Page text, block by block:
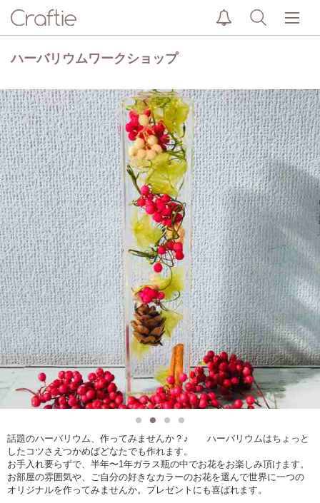
ハーバリウムワークショップ
話題のハーバリウム、作ってみませんか？♪ ハーバリウムはちょっと
したコツさえつかめばどなたでも作れます。
お手入れ要らずで、半年〜1年ガラス瓶の中でお花をお楽しみ頂けます。
お部屋の雰囲気や、ご自分の好きなカラーのお花を選んで世界に一つの
オリジナルを作ってみませんか。プレゼントにも喜ばれます。